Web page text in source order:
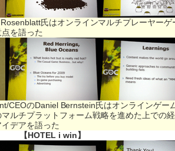
氏はオンラインマルチプレーヤーゲ
を語った
CEOのDaniel Bernstein氏はオンラインゲー
ルチプラットフォーム戦略を進めた上での
デアを語った
【HOTEL i win】